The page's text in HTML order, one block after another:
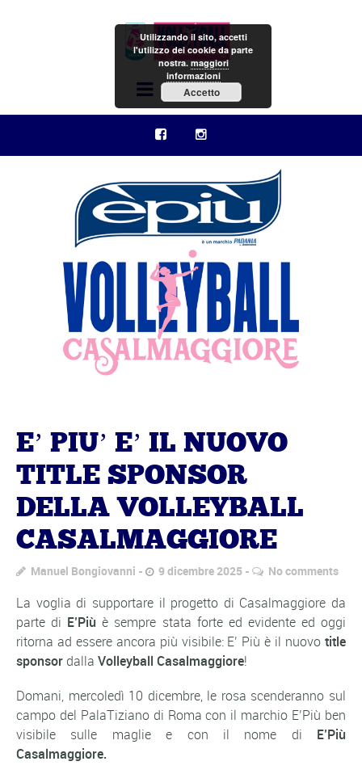
Menu
E’ PIU’ E’ IL NUOVO
TITLE SPONSOR
DELLA VOLLEYBALL
CASALMAGGIORE
Manuel Bongiovanni 9 dicembre 2025 No comments
La voglia di supportare il progetto di Casalmaggiore da
parte di E’Più è sempre stata forte ed evidente ed oggi
ritorna ad essere ancora più visibile: E’ Più è il nuovo title
sponsor dalla Volleyball Casalmaggiore!
Domani, mercoledì 10 dicembre, le rosa scenderanno sul
campo del PalaTiziano di Roma con il marchio E’Più ben
visibile sulle maglie e con il nome di E’Più
Casalmaggiore.
Utilizzando il sito, accetti
l'utilizzo dei cookie da parte
nostra.maggiori
informazioni
Accetto